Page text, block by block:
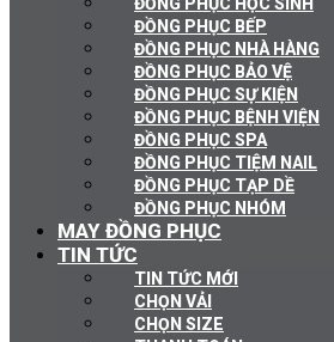
ĐỒNG PHỤC BẾP
ĐỒNG PHỤC NHÀ HÀNG
ĐỒNG PHỤC BẢO VỆ
ĐỒNG PHỤC SỰ KIỆN
ĐỒNG PHỤC BỆNH VIỆN
ĐỒNG PHỤC SPA
ĐỒNG PHỤC TIỆM NAIL
ĐỒNG PHỤC TẠP DỀ
ĐỒNG PHỤC NHÓM
MAY ĐỒNG PHỤC
TIN TỨC
TIN TỨC MỚI
CHỌN VẢI
CHỌN SIZE